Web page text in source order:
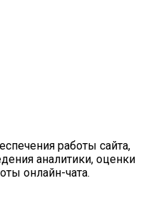
работы сайта,
аналитики, оценки
онлайн-чата.